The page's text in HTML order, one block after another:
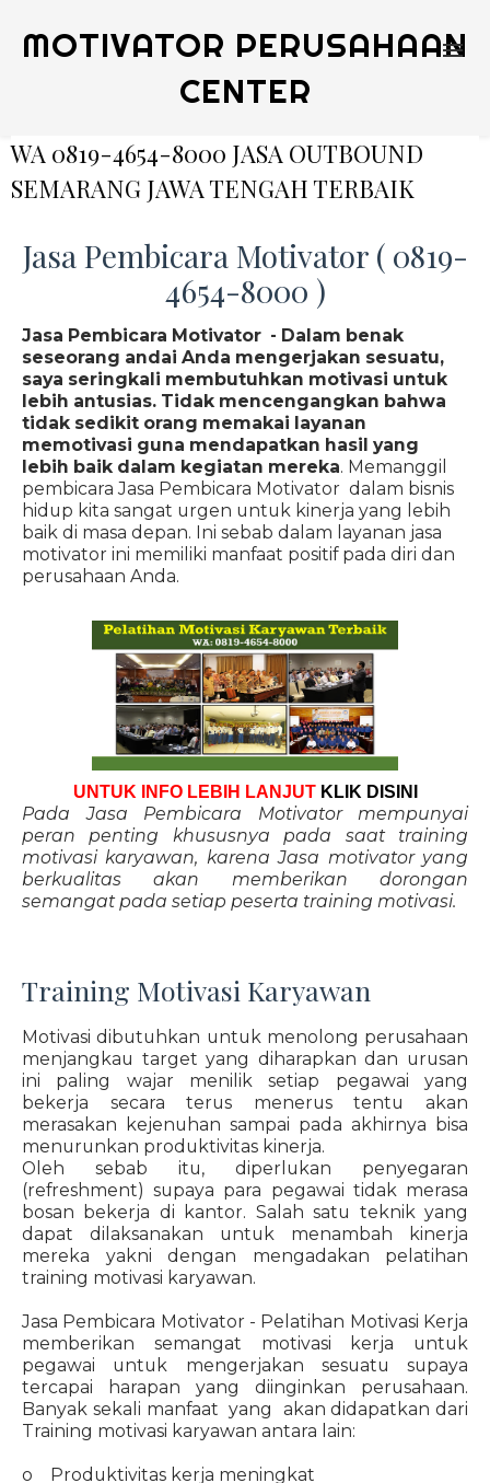
MOTIVATOR PERUSAHAAN
CENTER
WA 0819-4654-8000 JASA OUTBOUND
SEMARANG JAWA TENGAH TERBAIK
Jasa Pembicara Motivator ( 0819-
4654-8000 )
Jasa Pembicara Motivator - Dalam benak
seseorang andai Anda mengerjakan sesuatu,
saya seringkali membutuhkan motivasi untuk
lebih antusias. Tidak mencengangkan bahwa
tidak sedikit orang memakai layanan
memotivasi guna mendapatkan hasil yang
lebih baik dalam kegiatan mereka. Memanggil
pembicara Jasa Pembicara Motivator dalam bisnis
hidup kita sangat urgen untuk kinerja yang lebih
baik di masa depan. Ini sebab dalam layanan jasa
motivator ini memiliki manfaat positif pada diri dan
perusahaan Anda.
UNTUK INFO LEBIH LANJUT KLIK DISINI
Pada Jasa Pembicara Motivator mempunyai
peran penting khususnya pada saat training
motivasi karyawan, karena Jasa motivator yang
berkualitas akan memberikan dorongan
semangat pada setiap peserta training motivasi.
Training Motivasi Karyawan
Motivasi dibutuhkan untuk menolong perusahaan
menjangkau target yang diharapkan dan urusan
ini paling wajar menilik setiap pegawai yang
bekerja secara terus menerus tentu akan
merasakan kejenuhan sampai pada akhirnya bisa
menurunkan produktivitas kinerja.
Oleh sebab itu, diperlukan penyegaran
(refreshment) supaya para pegawai tidak merasa
bosan bekerja di kantor. Salah satu teknik yang
dapat dilaksanakan untuk menambah kinerja
mereka yakni dengan mengadakan pelatihan
training motivasi karyawan.
Jasa Pembicara Motivator - Pelatihan Motivasi Kerja
memberikan semangat motivasi kerja untuk
pegawai untuk mengerjakan sesuatu supaya
tercapai harapan yang diinginkan perusahaan.
Banyak sekali manfaat yang akan didapatkan dari
Training motivasi karyawan antara lain:
o Produktivitas kerja meningkat